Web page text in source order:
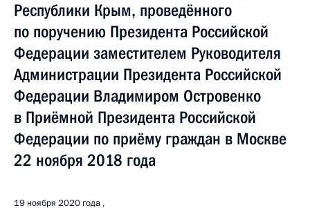
Республики Крым, проведённого
по поручению Президента Российской
Федерации заместителем Руководителя
Администрации Президента Российской
Федерации Владимиром Островенко
в Приёмной Президента Российской
Федерации по приёму граждан в Москве
22 ноября 2018 года
19 ноября 2020 года